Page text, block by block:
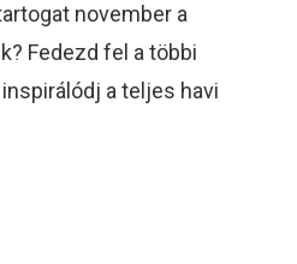
november a
Fedezd fel a többi
a teljes havi